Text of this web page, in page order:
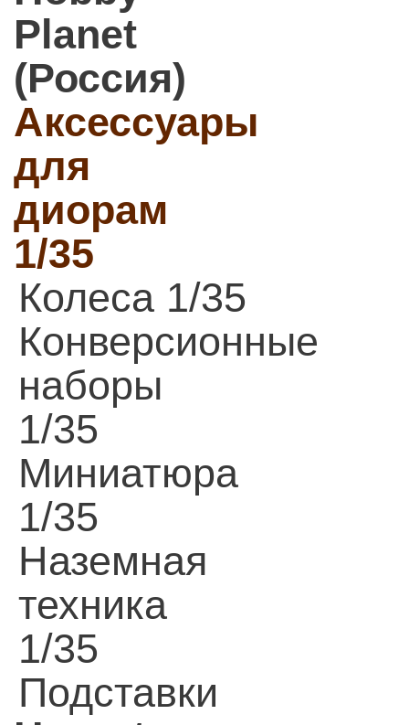
Planet
(Россия)
Аксессуары
для
диорам
1/35
Колеса 1/35
Конверсионные
наборы
1/35
Миниатюра
1/35
Наземная
техника
1/35
Подставки